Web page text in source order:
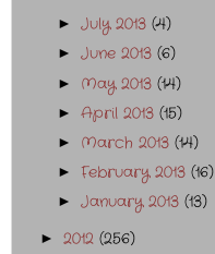
►July 2013(4)
►June 2013(6)
► May 2013(14)
►April 2013(15)
► March 2013(14)
►February 2013(16)
►January 2013(13)
► 2012 (256)